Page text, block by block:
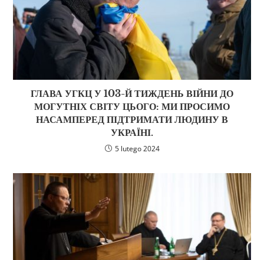
ГЛАВА УГКЦ У 103-Й ТИЖДЕНЬ ВІЙНИ ДО
МОГУТНІХ СВІТУ ЦЬОГО: МИ ПРОСИМО
НАСАМПЕРЕД ПІДТРИМАТИ ЛЮДИНУ В
УКРАЇНІ.
5 lutego 2024